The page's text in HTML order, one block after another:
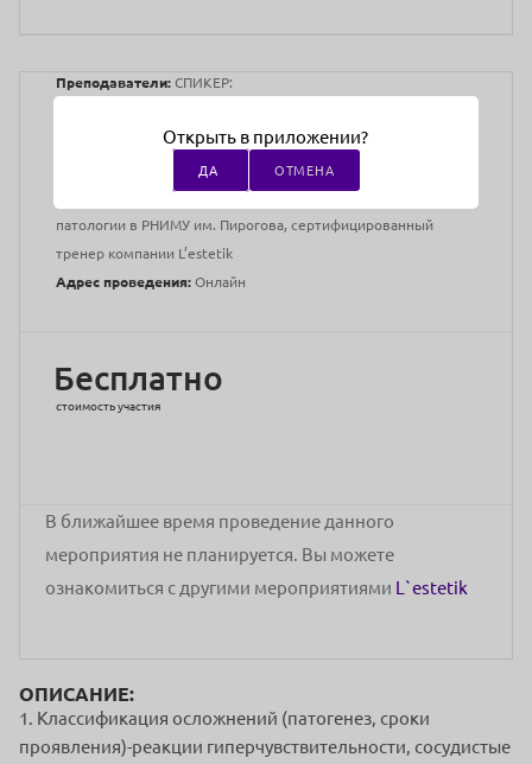
Преподаватели: СПИКЕР:
Васса Кириченко
Врач-дерматолог, косметолог, ассистент кафедры общей
патологии в РНИМУ им. Пирогова, сертифицированный
тренер компании L’estetik
Адрес проведения: Онлайн
Бесплатно
стоимость участия
В ближайшее время проведение данного
мероприятия не планируется. Вы можете
ознакомиться с другими мероприятиями L`estetik
ОПИСАНИЕ:
1. Классификация осложнений (патогенез, сроки
проявления)-реакции гиперчувствительности, сосудистые
Открыть в приложении?
ДА ОТМЕНА